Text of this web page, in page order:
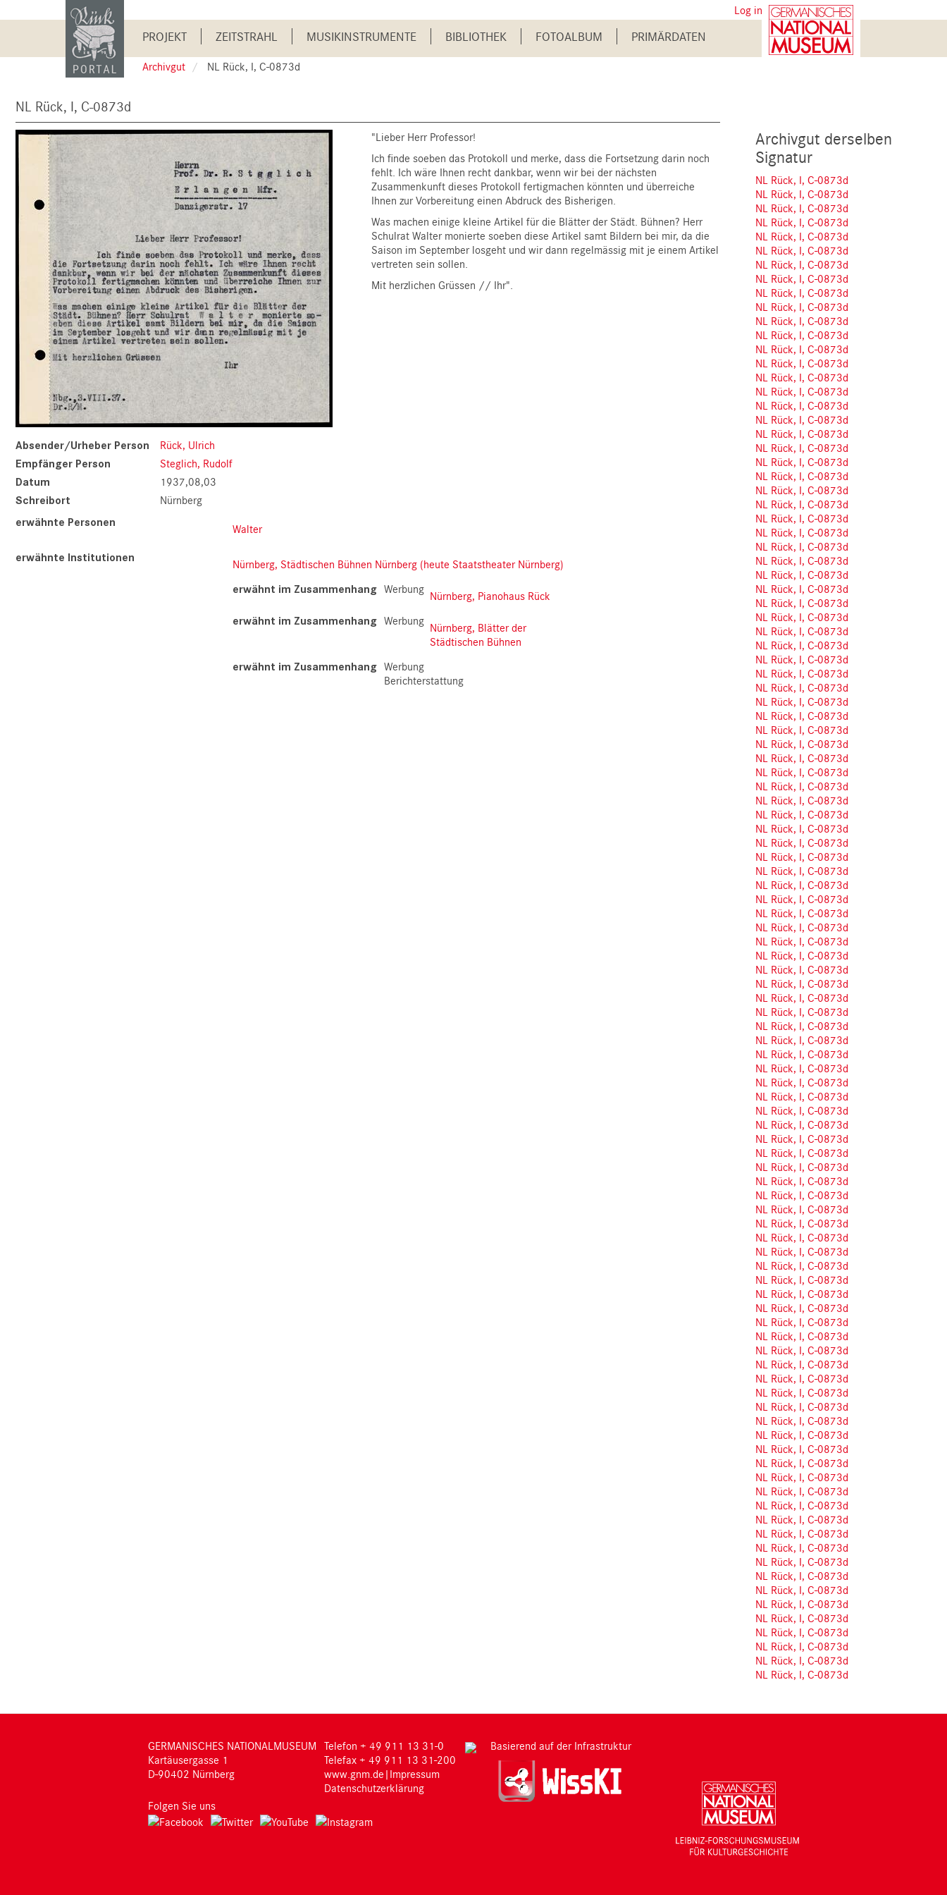
to
User
account
menu
Log in
Main
navigation
PROJEKT ZEITSTRAHL MUSIKINSTRUMENTE BIBLIOTHEK FOTOALBUM PRIMÄRDATEN
Archivgut NL Rück, I, C-0873d
NL Rück, I, C-0873d
"Lieber Herr Professor!
Ich finde soeben das Protokoll und merke, dass die Fortsetzung darin noch
fehlt. Ich wäre Ihnen recht dankbar, wenn wir bei der nächsten
Zusammenkunft dieses Protokoll fertigmachen könnten und überreiche
Ihnen zur Vorbereitung einen Abdruck des Bisherigen.
Was machen einige kleine Artikel für die Blätter der Städt. Bühnen? Herr
Schulrat Walter monierte soeben diese Artikel samt Bildern bei mir, da die
Saison im September losgeht und wir dann regelmässig mit je einem Artikel
vertreten sein sollen.
Mit herzlichen Grüssen // Ihr".
Absender/Urheber Person Rück, Ulrich
Empfänger Person Steglich, Rudolf
Datum 1937,08,03
Schreibort Nürnberg
erwähnte Personen Walter
erwähnte Institutionen Nürnberg, Städtischen Bühnen Nürnberg (heute Staatstheater Nürnberg)
erwähnt im Zusammenhang Werbung Nürnberg, Pianohaus Rück
erwähnt im Zusammenhang Werbung Nürnberg, Blätter der
Städtischen Bühnen
erwähnt im Zusammenhang Werbung
Berichterstattung
Archivgut derselben
Signatur
NL Rück, I, C-0873d
NL Rück, I, C-0873d
NL Rück, I, C-0873d
NL Rück, I, C-0873d
NL Rück, I, C-0873d
NL Rück, I, C-0873d
NL Rück, I, C-0873d
NL Rück, I, C-0873d
NL Rück, I, C-0873d
NL Rück, I, C-0873d
NL Rück, I, C-0873d
NL Rück, I, C-0873d
NL Rück, I, C-0873d
NL Rück, I, C-0873d
NL Rück, I, C-0873d
NL Rück, I, C-0873d
NL Rück, I, C-0873d
NL Rück, I, C-0873d
NL Rück, I, C-0873d
NL Rück, I, C-0873d
NL Rück, I, C-0873d
NL Rück, I, C-0873d
NL Rück, I, C-0873d
NL Rück, I, C-0873d
NL Rück, I, C-0873d
NL Rück, I, C-0873d
NL Rück, I, C-0873d
NL Rück, I, C-0873d
NL Rück, I, C-0873d
NL Rück, I, C-0873d
NL Rück, I, C-0873d
NL Rück, I, C-0873d
NL Rück, I, C-0873d
NL Rück, I, C-0873d
NL Rück, I, C-0873d
NL Rück, I, C-0873d
NL Rück, I, C-0873d
NL Rück, I, C-0873d
NL Rück, I, C-0873d
NL Rück, I, C-0873d
NL Rück, I, C-0873d
NL Rück, I, C-0873d
NL Rück, I, C-0873d
NL Rück, I, C-0873d
NL Rück, I, C-0873d
NL Rück, I, C-0873d
NL Rück, I, C-0873d
NL Rück, I, C-0873d
NL Rück, I, C-0873d
NL Rück, I, C-0873d
NL Rück, I, C-0873d
NL Rück, I, C-0873d
NL Rück, I, C-0873d
NL Rück, I, C-0873d
NL Rück, I, C-0873d
NL Rück, I, C-0873d
NL Rück, I, C-0873d
NL Rück, I, C-0873d
NL Rück, I, C-0873d
NL Rück, I, C-0873d
NL Rück, I, C-0873d
NL Rück, I, C-0873d
NL Rück, I, C-0873d
NL Rück, I, C-0873d
NL Rück, I, C-0873d
NL Rück, I, C-0873d
NL Rück, I, C-0873d
NL Rück, I, C-0873d
NL Rück, I, C-0873d
NL Rück, I, C-0873d
NL Rück, I, C-0873d
NL Rück, I, C-0873d
NL Rück, I, C-0873d
NL Rück, I, C-0873d
NL Rück, I, C-0873d
NL Rück, I, C-0873d
NL Rück, I, C-0873d
NL Rück, I, C-0873d
NL Rück, I, C-0873d
NL Rück, I, C-0873d
NL Rück, I, C-0873d
NL Rück, I, C-0873d
NL Rück, I, C-0873d
NL Rück, I, C-0873d
NL Rück, I, C-0873d
NL Rück, I, C-0873d
NL Rück, I, C-0873d
NL Rück, I, C-0873d
NL Rück, I, C-0873d
NL Rück, I, C-0873d
NL Rück, I, C-0873d
NL Rück, I, C-0873d
NL Rück, I, C-0873d
NL Rück, I, C-0873d
NL Rück, I, C-0873d
NL Rück, I, C-0873d
NL Rück, I, C-0873d
NL Rück, I, C-0873d
NL Rück, I, C-0873d
NL Rück, I, C-0873d
NL Rück, I, C-0873d
NL Rück, I, C-0873d
NL Rück, I, C-0873d
NL Rück, I, C-0873d
NL Rück, I, C-0873d
NL Rück, I, C-0873d
NL Rück, I, C-0873d
GERMANISCHES NATIONALMUSEUM
Kartäusergasse 1
D-90402 Nürnberg
Telefon + 49 911 13 31-0
Telefax + 49 911 13 31-200
www.gnm.de | Impressum
Datenschutzerklärung
Folgen Sie uns
Basierend auf der Infrastruktur